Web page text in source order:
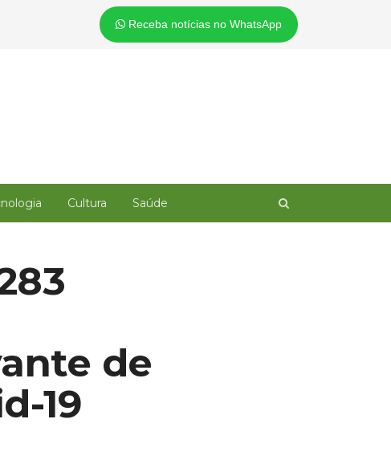
Receba notícias no WhatsApp
Cultura Saúde
de
19